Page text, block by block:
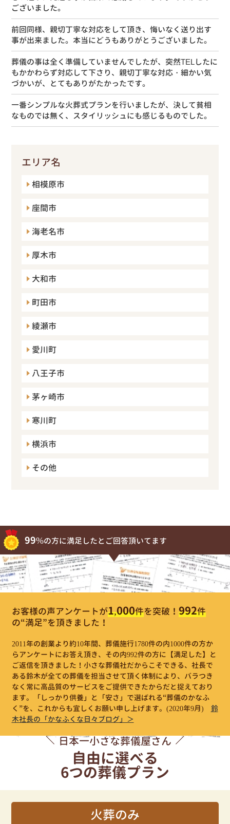
ございました。
前回同様、親切丁寧な対応をして頂き、悔いなく送り出す
事が出来ました。本当にどうもありがとうございました。
葬儀の事は全く準備していませんでしたが、突然TELしたに
もかかわらず対応して下さり、親切丁寧な対応・細かい気
づかいが、とてもありがたかったです。
一番シンプルな火葬式プランを行いましたが、決して貧相
なものでは無く、スタイリッシュにも感じるものでした。
エリア名
相模原市
座間市
海老名市
厚木市
大和市
町田市
綾瀬市
愛川町
八王子市
茅ヶ崎市
寒川町
横浜市
その他
99%の方に満足したとご回答頂いてます
お客様の声アンケートが1,000件を突破！ 992件
の“満足”を頂きました！
2011年の創業より約10年間、葬儀施行1780件の内1000件の方か
らアンケートにお答え頂き、その内992件の方に【満足した】と
ご返信を頂きました！小さな葬儀社だからこそできる、社長で
ある鈴木が全ての葬儀を担当させて頂く体制により、バラつき
なく常に高品質のサービスをご提供できたからだと捉えており
ます。「しっかり供養」と「安さ」で選ばれる“葬儀のかなふ
く”を、これからも宜しくお願い申し上げます。 (2020年9月)
鈴
木社長の「かなふくな日々ブログ」＞
日本一小さな葬儀屋さん
自由に選べる
6つの葬儀プラン
火葬のみ